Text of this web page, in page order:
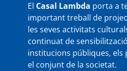
El Casal Lambda porta a
important treball de
les seves activitats
continuat de
institucions públiques, els
el conjunt de la societat.